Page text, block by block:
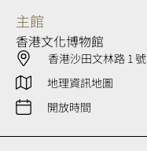
主館
香港文化博物館
香港沙田文林路 1 號
地理資訊地圖
開放時間